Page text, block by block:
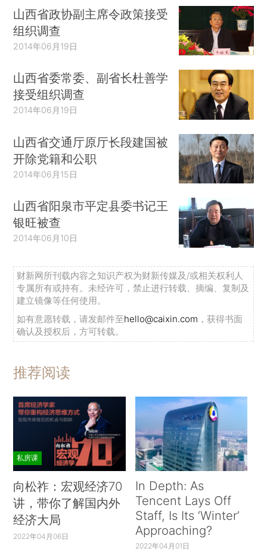
山西省政协副主席令政策接受
组织调查
2014年06月19日
山西省委常委、副省长杜善学
接受组织调查
2014年06月19日
山西省交通厅原厅长段建国被
开除党籍和公职
2014年06月15日
山西省阳泉市平定县委书记王
银旺被查
2014年06月10日
财新网所刊载内容之知识产权为财新传媒及/或相关权利人
专属所有或持有。未经许可，禁止进行转载、摘编、复制及
建立镜像等任何使用。
如有意愿转载，请发邮件至hello@caixin.com ，获得书面
确认及授权后，方可转载。
推荐阅读
私房课
向松祚：宏观经济70
讲，带你了解国内外
经济大局
2022年04月06日
In Depth: As
Tencent Lays Off
Staff, Is Its ‘Winter’
Approaching?
2022年04月01日